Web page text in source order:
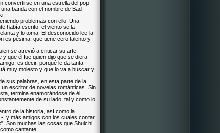
convertirse en una estrella del pop
banda con el nombre de Bad
problemas con ello. Una
había escrito, el viento se la
y lo toma. El desconocido lee la
es pésima, que tiene cero talento y
se atrevió a criticar su arte.
que él fue quien dijo que se diera
es decir, porqué le da tanta
muy molesto y que lo va a buscar y
sus palabras, en esta parte de la
escritor de novelas románticas. Sin
termina enamorándose de él,
de su lado, tal y como lo
de la historia, así como la
, y más amigos con los cuales contar
Son muchas las cosas que Shuichi
cantante.